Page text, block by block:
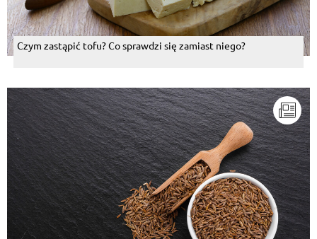
Czym zastąpić tofu? Co sprawdzi się zamiast niego?